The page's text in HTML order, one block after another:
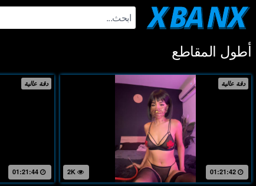
Skip
أطول المقاطع
دقة عالية
01:21:44
دقة عالية
2K 01:21:42